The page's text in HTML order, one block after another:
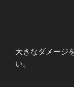
大きなダメージ
い。